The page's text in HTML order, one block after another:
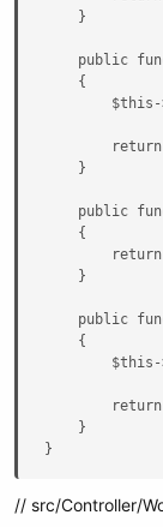
    }
public
    {
    }
public
    {
    }
public
    {
    }
}
// src/Controller/